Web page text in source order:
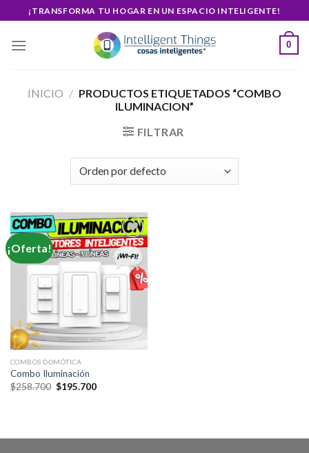
to
content
¡TRANSFORMA TU HOGAR EN UN ESPACIO INTELIGENTE!
0
INICIO / PRODUCTOS ETIQUETADOS “COMBO
ILUMINACION”
FILTRAR
¡Oferta!
COMBOS DOMÓTICA
Combo Iluminación
$258.700 Original
price
$195.700Current